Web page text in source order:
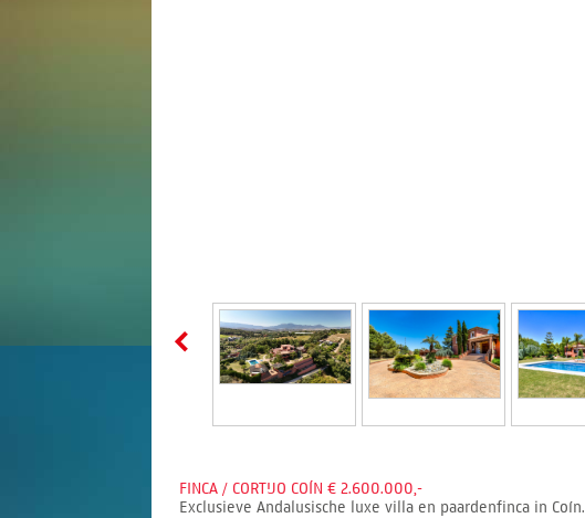
FINCA / CORTIJO COÍN € 2.600.000,-
Exclusieve Andalusische luxe villa en paardenfinca in Coín.